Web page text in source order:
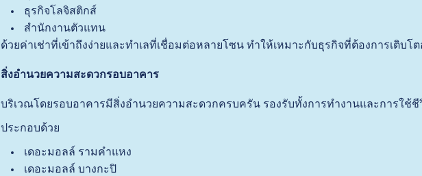
ธุรกิจโลจิสติกส์
สำนักงานตัวแทน
ด้วยค่าเช่าที่เข้าถึงง่ายและทำเลที่เชื่อมต่อหลายโซน ทำให้เหมาะกับธุรกิจที่ต้องการเติบโต
สิ่งอำนวยความสะดวกรอบอาคาร
บริเวณโดยรอบอาคารมีสิ่งอำนวยความสะดวกครบครัน รองรับทั้งการทำงานและการใช้ชี
ประกอบด้วย
เดอะมอลล์ รามคำแหง
เดอะมอลล์ บางกะปิ